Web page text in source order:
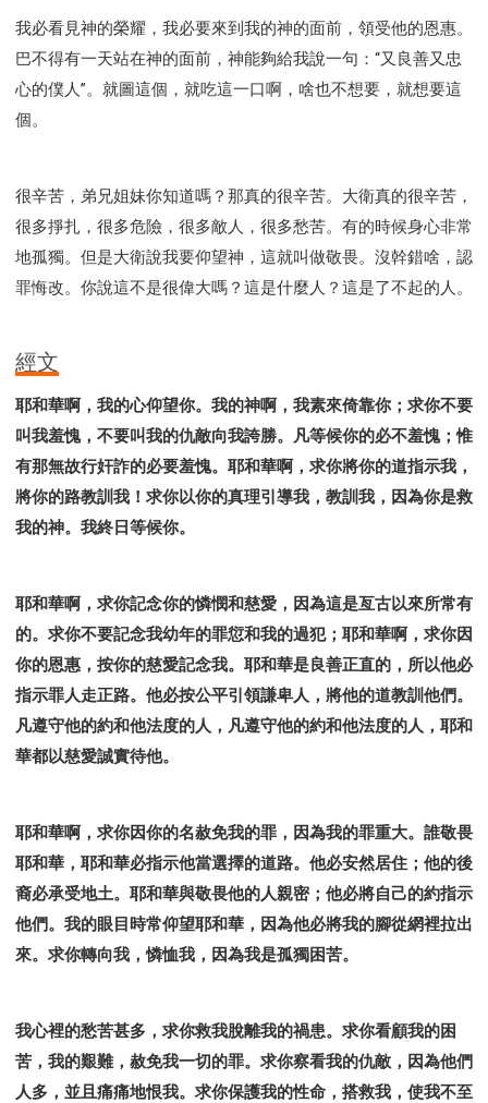
我必看見神的榮耀，我必要來到我的神的面前，領受他的恩惠。
巴不得有一天站在神的面前，神能夠給我說一句：“又良善又忠
心的僕人”。就圖這個，就吃這一口啊，啥也不想要，就想要這
個。
很辛苦，弟兄姐妹你知道嗎？那真的很辛苦。大衛真的很辛苦，
很多掙扎，很多危險，很多敵人，很多愁苦。有的時候身心非常
地孤獨。但是大衛說我要仰望神，這就叫做敬畏。沒幹錯啥，認
罪悔改。你說這不是很偉大嗎？這是什麼人？這是了不起的人。
經文
耶和華啊，我的心仰望你。我的神啊，我素來倚靠你；求你不要
叫我羞愧，不要叫我的仇敵向我誇勝。凡等候你的必不羞愧；惟
有那無故行奸詐的必要羞愧。耶和華啊，求你將你的道指示我，
將你的路教訓我！求你以你的真理引導我，教訓我，因為你是救
我的神。我終日等候你。
耶和華啊，求你記念你的憐憫和慈愛，因為這是亙古以來所常有
的。求你不要記念我幼年的罪愆和我的過犯；耶和華啊，求你因
你的恩惠，按你的慈愛記念我。耶和華是良善正直的，所以他必
指示罪人走正路。他必按公平引領謙卑人，將他的道教訓他們。
凡遵守他的約和他法度的人，凡遵守他的約和他法度的人，耶和
華都以慈愛誠實待他。
耶和華啊，求你因你的名赦免我的罪，因為我的罪重大。誰敬畏
耶和華，耶和華必指示他當選擇的道路。他必安然居住；他的後
裔必承受地土。耶和華與敬畏他的人親密；他必將自己的約指示
他們。我的眼目時常仰望耶和華，因為他必將我的腳從網裡拉出
來。求你轉向我，憐恤我，因為我是孤獨困苦。
我心裡的愁苦甚多，求你救我脫離我的禍患。求你看顧我的困
苦，我的艱難，赦免我一切的罪。求你察看我的仇敵，因為他們
人多，並且痛痛地恨我。求你保護我的性命，搭救我，使我不至